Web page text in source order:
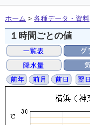
ホーム > 各種データ・資料
１時間ごとの値